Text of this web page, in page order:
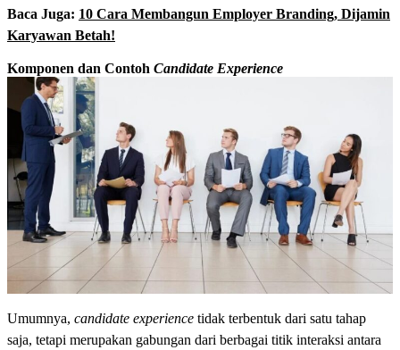
Baca Juga: 10 Cara Membangun Employer Branding, Dijamin
Karyawan Betah!
Komponen dan Contoh Candidate Experience
Umumnya, candidate experience tidak terbentuk dari satu tahap
saja, tetapi merupakan gabungan dari berbagai titik interaksi antara